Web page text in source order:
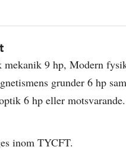
mekanik 9 hp, Modern
grunder 6 hp
6 hp eller motsvarande.
inom TYCFT.